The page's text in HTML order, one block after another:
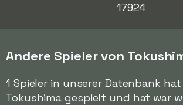
17924
Andere Spieler von
1 Spieler in unserer Datenbank
Tokushima gespielt und hat war